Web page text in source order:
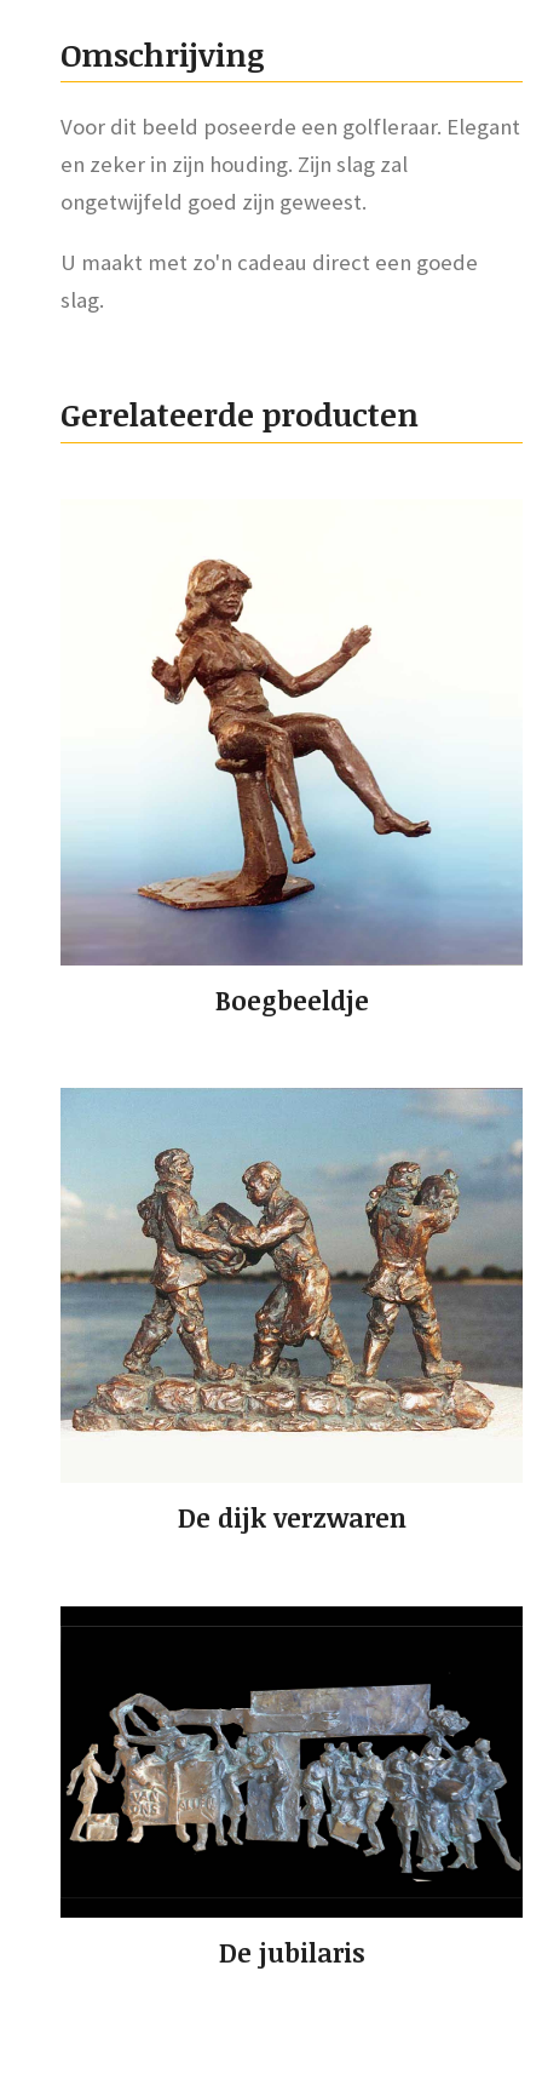
Omschrijving
Voor dit beeld poseerde een golfleraar. Elegant
en zeker in zijn houding. Zijn slag zal
ongetwijfeld goed zijn geweest.
U maakt met zo'n cadeau direct een goede
slag.
Gerelateerde producten
Boegbeeldje
De dijk verzwaren
De jubilaris